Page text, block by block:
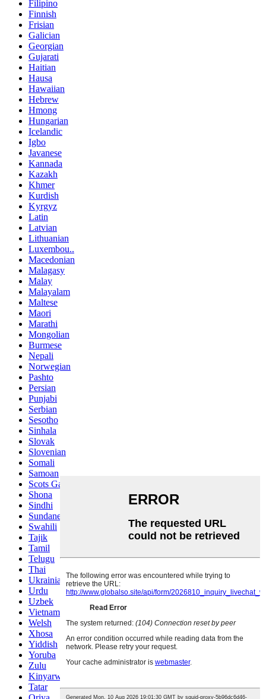
Filipino
Finnish
Frisian
Galician
Georgian
Gujarati
Haitian
Hausa
Hawaiian
Hebrew
Hmong
Hungarian
Icelandic
Igbo
Javanese
Kannada
Kazakh
Khmer
Kurdish
Kyrgyz
Latin
Latvian
Lithuanian
Luxembou..
Macedonian
Malagasy
Malay
Malayalam
Maltese
Maori
Marathi
Mongolian
Burmese
Nepali
Norwegian
Pashto
Persian
Punjabi
Serbian
Sesotho
Sinhala
Slovak
Slovenian
Somali
Samoan
Scots Gaelic
Shona
Sindhi
Sundanese
Swahili
Tajik
Tamil
Telugu
Thai
Ukrainian
Urdu
Uzbek
Vietnamese
Welsh
Xhosa
Yiddish
Yoruba
Zulu
Kinyarwanda
Tatar